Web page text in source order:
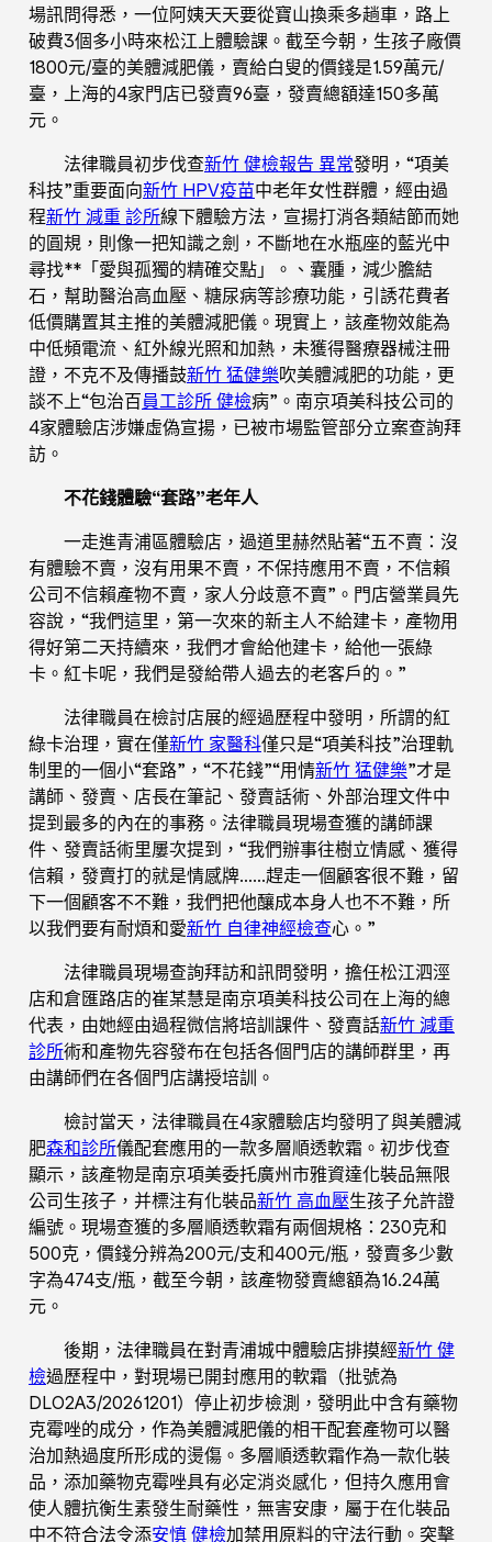
場訊問得悉，一位阿姨天天要從寶山換乘多趟車，路上
破費3個多小時來松江上體驗課。截至今朝，生孩子廠價
1800元/臺的美體減肥儀，賣給白叟的價錢是1.59萬元/
臺，上海的4家門店已發賣96臺，發賣總額達150多萬
元。
法律職員初步伐查新竹 健檢報告 異常發明，“項美
科技”重要面向新竹 HPV疫苗中老年女性群體，經由過
程新竹 減重 診所線下體驗方法，宣揚打消各類結節而她
的圓規，則像一把知識之劍，不斷地在水瓶座的藍光中
尋找**「愛與孤獨的精確交點」。、囊腫，減少膽結
石，幫助醫治高血壓、糖尿病等診療功能，引誘花費者
低價購置其主推的美體減肥儀。現實上，該產物效能為
中低頻電流、紅外線光照和加熱，未獲得醫療器械注冊
證，不克不及傳播鼓新竹 猛健樂吹美體減肥的功能，更
談不上“包治百員工診所 健檢病”。南京項美科技公司的
4家體驗店涉嫌虛偽宣揚，已被市場監管部分立案查詢拜
訪。
不花錢體驗“套路”老年人
一走進青浦區體驗店，過道里赫然貼著“五不賣：沒
有體驗不賣，沒有用果不賣，不保持應用不賣，不信賴
公司不信賴產物不賣，家人分歧意不賣”。門店營業員先
容說，“我們這里，第一次來的新主人不給建卡，產物用
得好第二天持續來，我們才會給他建卡，給他一張綠
卡。紅卡呢，我們是發給帶人過去的老客戶的。”
法律職員在檢討店展的經過歷程中發明，所謂的紅
綠卡治理，實在僅新竹 家醫科僅只是“項美科技”治理軌
制里的一個小“套路”，“不花錢”“用情新竹 猛健樂”才是
講師、發賣、店長在筆記、發賣話術、外部治理文件中
提到最多的內在的事務。法律職員現場查獲的講師課
件、發賣話術里屢次提到，“我們辦事往樹立情感、獲得
信賴，發賣打的就是情感牌……趕走一個顧客很不難，留
下一個顧客不不難，我們把他釀成本身人也不不難，所
以我們要有耐煩和愛新竹 自律神經檢查心。”
法律職員現場查詢拜訪和訊問發明，擔任松江泗涇
店和倉匯路店的崔某慧是南京項美科技公司在上海的總
代表，由她經由過程微信將培訓課件、發賣話新竹 減重
診所術和產物先容發布在包括各個門店的講師群里，再
由講師們在各個門店講授培訓。
檢討當天，法律職員在4家體驗店均發明了與美體減
肥森和診所儀配套應用的一款多層順透軟霜。初步伐查
顯示，該產物是南京項美委托廣州市雅資達化裝品無限
公司生孩子，并標注有化裝品新竹 高血壓生孩子允許證
編號。現場查獲的多層順透軟霜有兩個規格：230克和
500克，價錢分辨為200元/支和400元/瓶，發賣多少數
字為474支/瓶，截至今朝，該產物發賣總額為16.24萬
元。
後期，法律職員在對青浦城中體驗店排摸經新竹 健
檢過歷程中，對現場已開封應用的軟霜（批號為
DLO2A3/20261201）停止初步檢測，發明此中含有藥物
克霉唑的成分，作為美體減肥儀的相干配套產物可以醫
治加熱過度所形成的燙傷。多層順透軟霜作為一款化裝
品，添加藥物克霉唑具有必定消炎感化，但持久應用會
使人體抗衡生素發生耐藥性，無害安康，屬于在化裝品
中不符合法令添安慎 健檢加禁用原料的守法行動。突擊